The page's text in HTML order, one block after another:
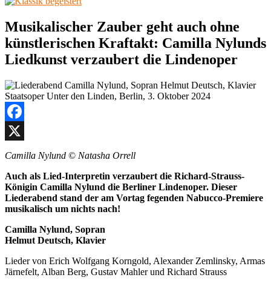
Musikalischer Zauber geht auch ohne
künstlerischen Kraftakt: Camilla Nylunds
Liedkunst verzaubert die Lindenoper
Facebook
X
Camilla Nylund © Natasha Orrell
Auch als Lied-Interpretin verzaubert die Richard-Strauss-
Königin Camilla Nylund die Berliner Lindenoper. Dieser
Liederabend stand der am Vortag fegenden Nabucco-Premiere
musikalisch um nichts nach!
Camilla Nylund, Sopran
Helmut Deutsch, Klavier
Lieder von Erich Wolfgang Korngold, Alexander Zemlinsky, Armas
Järnefelt, Alban Berg, Gustav Mahler und Richard Strauss